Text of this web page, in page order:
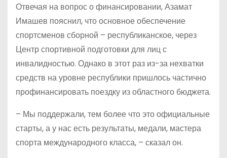
Отвечая на вопрос о финансировании, Азамат
Имашев пояснил, что основное обеспечение
спортсменов сборной – республиканское, через
Центр спортивной подготовки для лиц с
инвалидностью. Однако в этот раз из-за нехватки
средств на уровне республики пришлось частично
профинансировать поездку из областного бюджета.
– Мы поддержали, тем более что это официальные
старты, а у нас есть результаты, медали, мастера
спорта международного класса, – сказал он.